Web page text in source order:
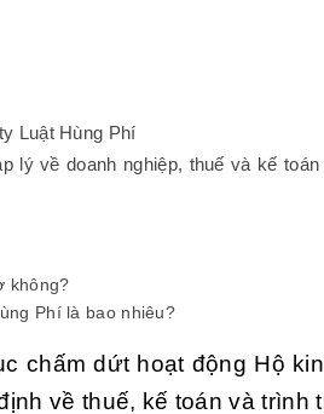
Luật Hùng Phí
lý về doanh nghiệp, thuế và kế toán
không?
Phí là bao nhiêu?
chấm dứt hoạt động Hộ
về thuế, kế toán và trình